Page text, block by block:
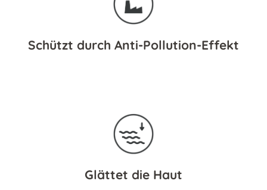
Schützt durch Anti-Pollution-Effekt
Glättet die Haut